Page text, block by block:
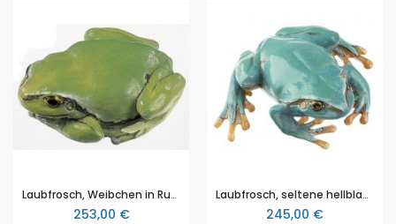
Laubfrosch, Weibchen in Ruhehaltung, (Hyla arborea), von SOMSO® (ZoS 1016/3), in natürlicher Größe, aus SOMSO-Plast®
253,00 €
Laubfrosch, seltene hellblaue Varietät, Weibchen (Hyla arborea), von SOMSO® (ZoS 1016/4), in natürlicher Größe, aus SOMSO-Plast®
245,00 €